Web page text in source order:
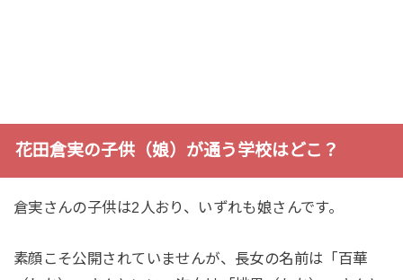
花田倉実の子供（娘）が通う学校はどこ？
倉実さんの子供は2人おり、いずれも娘さんです。
素顔こそ公開されていませんが、長女の名前は「百華